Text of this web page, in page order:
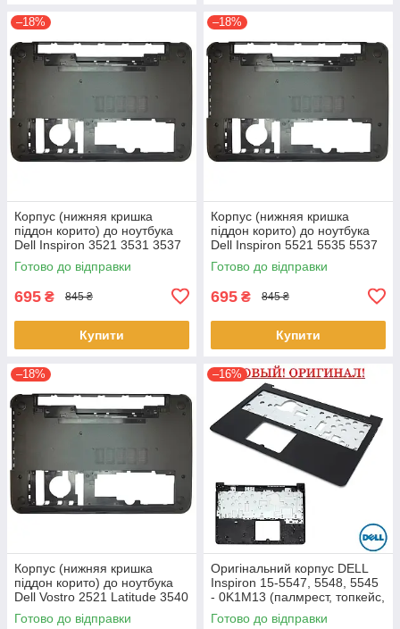
–18%
Корпус (нижняя кришка
піддон корито) до ноутбука
Dell Inspiron 3521 3531 3537
(0YXMG9, AP0ZG000200)
Готово до відправки
695 ₴ 845 ₴
Купити
–18%
Корпус (нижняя кришка
піддон корито) до ноутбука
Dell Inspiron 5521 5535 5537
(0YXMG9, AP0ZG000200)
Готово до відправки
695 ₴ 845 ₴
Купити
–18%
Корпус (нижняя кришка
піддон корито) до ноутбука
Dell Vostro 2521 Latitude 3540
(0YXMG9, AP0ZG000200)
Готово до відправки
–16%
Оригінальний корпус DELL
Inspiron 15-5547, 5548, 5545
- 0K1M13 (палмрест, топкейс,
верх)
Готово до відправки